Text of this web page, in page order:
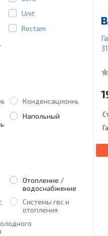
Unit
Rectam
Конденсационный
Напольный
Отопление /
водоснабжение
Системы гвс и
отопления